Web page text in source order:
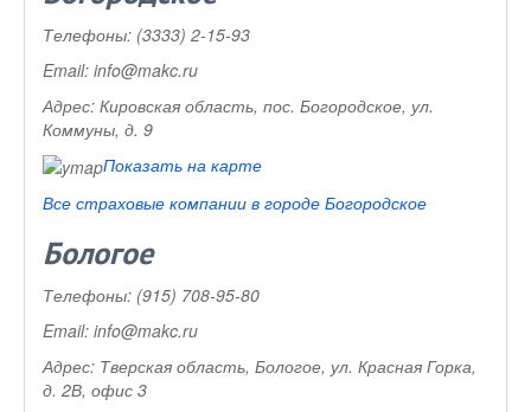
Телефоны: (3333) 2-15-93
Email: info@makc.ru
Адрес: Кировская область, пос. Богородское, ул.
Коммуны, д. 9
Показать на карте
Все страховые компании в городе Богородское
Бологое
Телефоны: (915) 708-95-80
Email: info@makc.ru
Адрес: Тверская область, Бологое, ул. Красная Горка,
д. 2В, офис 3